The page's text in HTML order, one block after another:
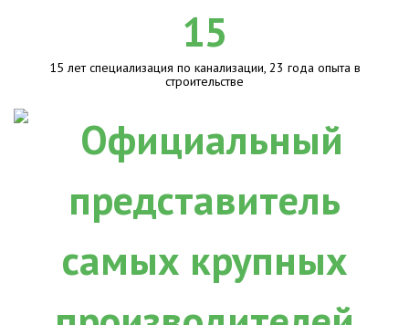
15
15 лет специализация по канализации, 23 года опыта в
строительстве